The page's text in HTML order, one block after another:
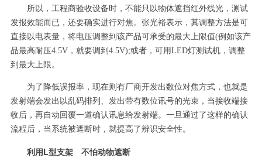
所以，工程商验收设备时，不能只以物体遮挡红外线光，测试
发报效能而已，还要确实进行对焦。张光裕表示，其调整方法是可
直接以电表量，将电压调整到该产品可承受的最大上限值(例如该产
品最高耐压4.5V，就要调到4.5V);或者，可用LED灯测试机，调整
到最大上限。
为了降低误报率，现在则有厂商开发出数位对焦方式，也就是
发射端会发出以乱码排列、发出带有数位讯号的光束，当接收端接
收后，再自动回覆一道确认讯息给发射端。一旦通过了这样的确认
流程后，当系统被遮断时，就提高了辨识安全性。
利用L型支架 不怕动物遮断